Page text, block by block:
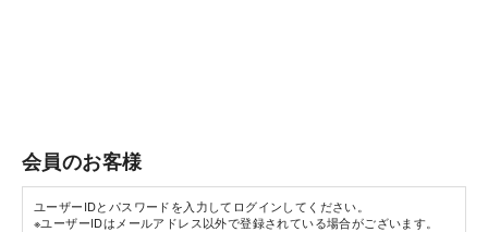
会員のお客様
ユーザーIDとパスワードを入力してログインしてください。
※ユーザーIDはメールアドレス以外で登録されている場合がございます。